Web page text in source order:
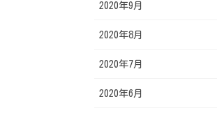
2020年9月
2020年8月
2020年7月
2020年6月